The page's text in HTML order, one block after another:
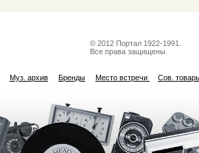
© 2012 Портал 1922-1991.
Все права защищены.
Муз. архив Бренды Место встречи Сов.